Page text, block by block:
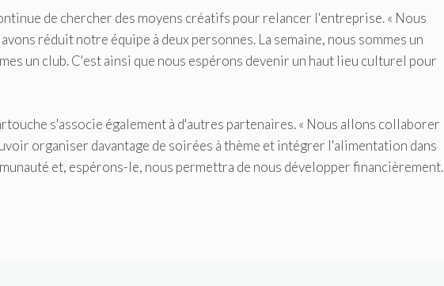
de chercher des moyens créatifs pour relancer l'entreprise. « Nous
réduit notre équipe à deux personnes. La semaine, nous sommes un
un club. C'est ainsi que nous espérons devenir un haut lieu culturel pour
s'associe également à d'autres partenaires. « Nous allons collaborer
organiser davantage de soirées à thème et intégrer l'alimentation dans
et, espérons-le, nous permettra de nous développer financièrement.